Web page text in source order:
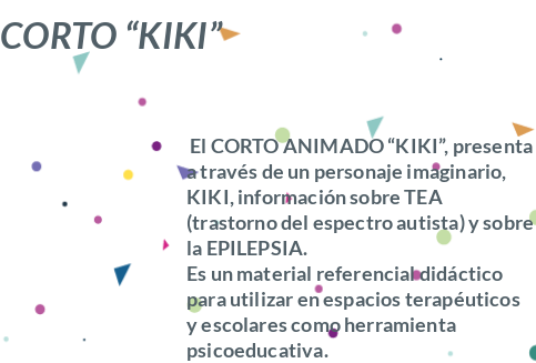
CORTO “KIKI”
El CORTO ANIMADO “KIKI”, presenta
a través de un personaje imaginario,
KIKI, información sobre TEA
(trastorno del espectro autista) y sobre
la EPILEPSIA.
Es un material referencial didáctico
para utilizar en espacios terapéuticos
y escolares como herramienta
psicoeducativa.